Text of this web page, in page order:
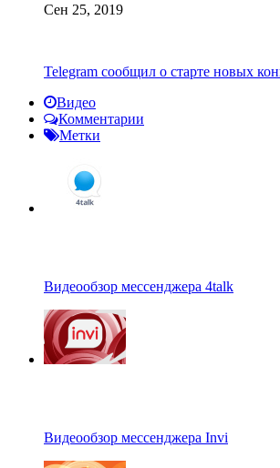
Сен 25, 2019
Telegram сообщил о старте новых
Видео
Комментарии
Метки
Видеообзор мессенджера 4talk
Видеообзор мессенджера Invi